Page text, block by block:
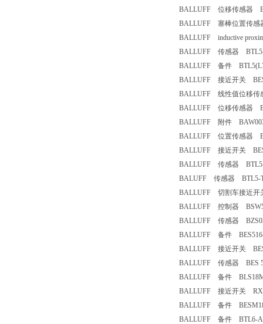
BALLUFF 位移传感器
BALLUFF 塞棒位置传感
BALLUFF inductive
BALLUFF 传感器 BTL5-
BALLUFF 备件
BALLUFF 接近开关
BALLUFF 线性值位移传
BALLUFF 位移传感器
BALLUFF 附件
BALLUFF 位置传感器
BALLUFF 接近开关
BALLUFF 传感器 BTL5-
BALUFF 传感器 BTL5-
BALLUFF 切割车接近开
BALLUFF 控制器
BALLUFF 传感器
BALLUFF 备件 BES516-
BALLUFF 接近开关 BES
BALLUFF 传感器 BES
BALLUFF 备件
BALLUFF 接近开关
BALLUFF 备件
BALLUFF 备件 BTL6-